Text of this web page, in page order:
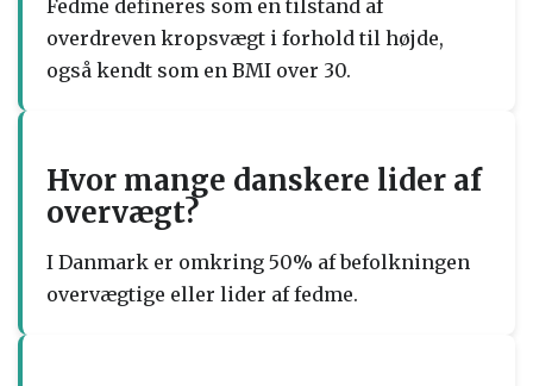
Fedme defineres som en tilstand af
overdreven kropsvægt i forhold til højde,
også kendt som en BMI over 30.
Hvor mange danskere lider af
overvægt?
I Danmark er omkring 50% af befolkningen
overvægtige eller lider af fedme.